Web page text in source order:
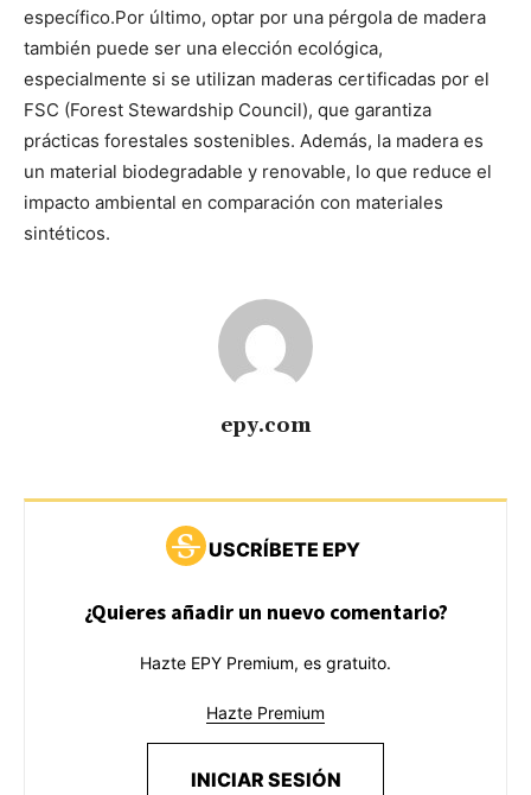
específico.Por último, optar por una pérgola de madera
también puede ser una elección ecológica,
especialmente si se utilizan maderas certificadas por el
FSC (Forest Stewardship Council), que garantiza
prácticas forestales sostenibles. Además, la madera es
un material biodegradable y renovable, lo que reduce el
impacto ambiental en comparación con materiales
sintéticos.
epy.com
USCRÍBETE EPY
¿Quieres añadir un nuevo comentario?
Hazte EPY Premium, es gratuito.
Hazte Premium
INICIAR SESIÓN